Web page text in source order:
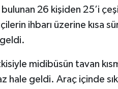
26 kişiden 25’i
ihbarı üzerine kısa
midibüsün tavan
hale geldi. Araç içinde